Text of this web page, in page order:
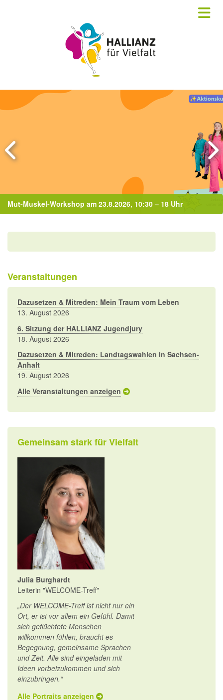
Workshop am 23.8.2026, 10:30 – 18 Uhr
Veranstaltungen
Dazusetzen & Mitreden: Mein Traum vom Leben
13. August 2026
6. Sitzung der HALLIANZ Jugendjury
18. August 2026
Dazusetzen & Mitreden: Landtagswahlen in Sachsen-
Anhalt
19. August 2026
Alle Veranstaltungen anzeigen
Gemeinsam stark für Vielfalt
Julia Burghardt
Leiterin "WELCOME-Treff"
„Der WELCOME-Treff ist nicht nur ein
Ort, er ist vor allem ein Gefühl. Damit
sich geflüchtete Menschen
willkommen fühlen, braucht es
Begegnung, gemeinsame Sprachen
und Zeit. Alle sind eingeladen mit
Ideen vorbeizukommen und sich
einzubringen.“
Alle Portraits anzeigen